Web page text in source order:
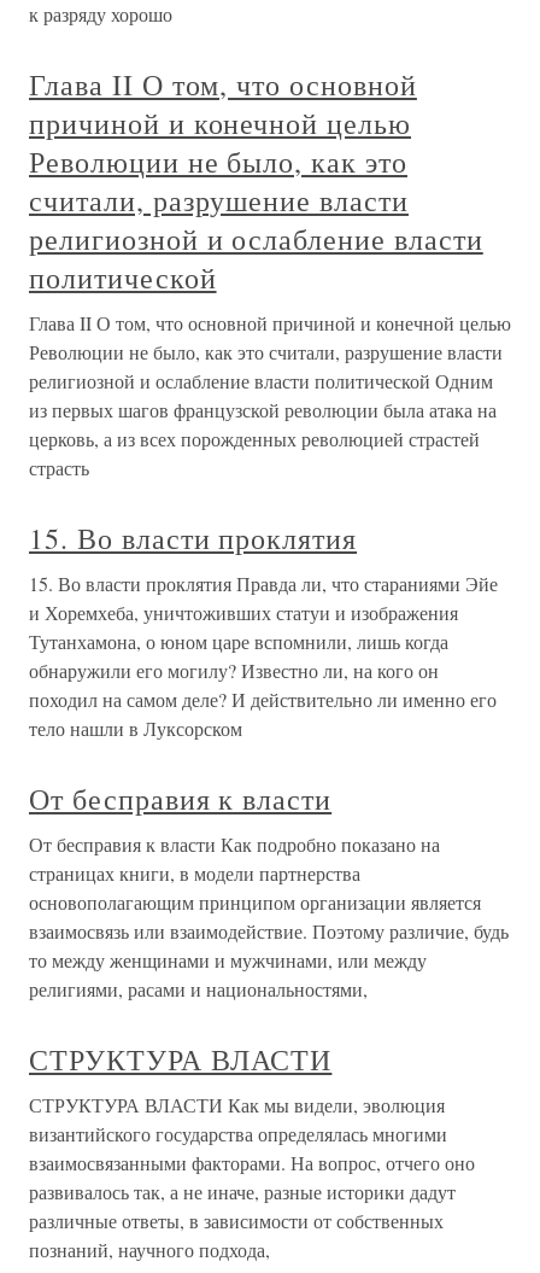
к разряду хорошо
Глава II О том, что основной
причиной и конечной целью
Революции не было, как это
считали, разрушение власти
религиозной и ослабление власти
политической
Глава II О том, что основной причиной и конечной целью
Революции не было, как это считали, разрушение власти
религиозной и ослабление власти политической Одним
из первых шагов французской революции была атака на
церковь, а из всех порожденных революцией страстей
страсть
15. Во власти проклятия
15. Во власти проклятия Правда ли, что стараниями Эйе
и Хоремхеба, уничтоживших статуи и изображения
Тутанхамона, о юном царе вспомнили, лишь когда
обнаружили его могилу? Известно ли, на кого он
походил на самом деле? И действительно ли именно его
тело нашли в Луксорском
От бесправия к власти
От бесправия к власти Как подробно показано на
страницах книги, в модели партнерства
основополагающим принципом организации является
взаимосвязь или взаимодействие. Поэтому различие, будь
то между женщинами и мужчинами, или между
религиями, расами и национальностями,
СТРУКТУРА ВЛАСТИ
СТРУКТУРА ВЛАСТИ Как мы видели, эволюция
византийского государства определялась многими
взаимосвязанными факторами. На вопрос, отчего оно
развивалось так, а не иначе, разные историки дадут
различные ответы, в зависимости от собственных
познаний, научного подхода,